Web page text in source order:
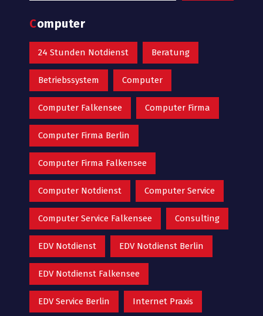
Computer
24 Stunden Notdienst Beratung
Betriebssystem Computer
Computer Falkensee Computer Firma
Computer Firma Berlin
Computer Firma Falkensee
Computer Notdienst Computer Service
Computer Service Falkensee Consulting
EDV Notdienst EDV Notdienst Berlin
EDV Notdienst Falkensee
EDV Service Berlin Internet Praxis